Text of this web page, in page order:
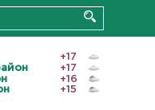
+17
+17
+16
+15